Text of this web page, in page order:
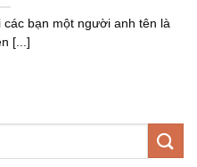
bạn một người anh tên là
[...]